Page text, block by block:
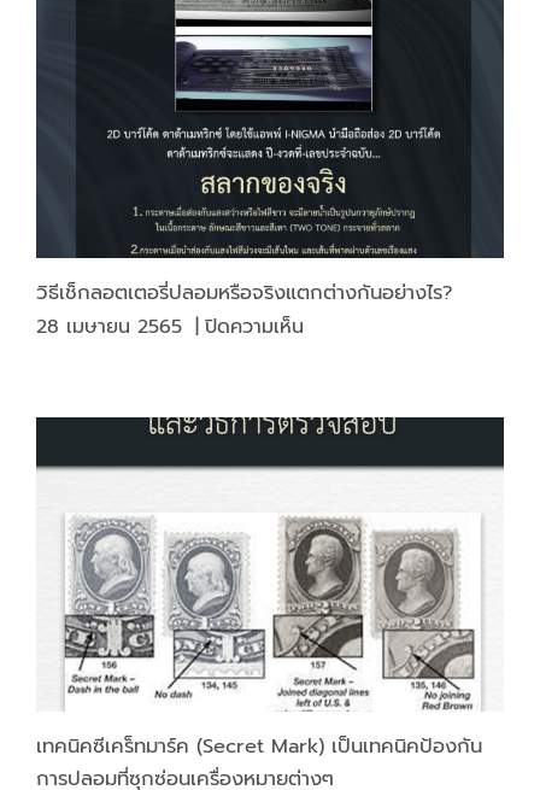
วิธีเช็กลอตเตอรี่ปลอมหรือจริงแตกต่างกันอย่างไร?
28 เมษายน 2565 | ปิดความเห็นบน
กล
อต
เต
ปลอม
หรือ
จริง
แตก
ต่าง
กัน
อย่างไร?
เทคนิคซีเคร็ทมาร์ค (Secret Mark) เป็นเทคนิคป้องกัน
การปลอมที่ซุกซ่อนเครื่องหมายต่างๆ